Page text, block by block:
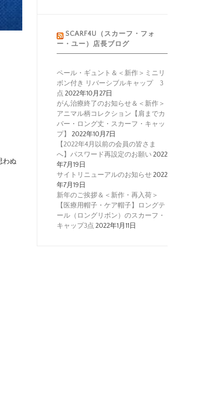
わぬ
SCARF4U（スカーフ・フォ
ー・ユー）店長ブログ
ペール・ギュント＆＜新作＞ミニリ
ボン付き リバーシブルキャップ 3
点 2022年10月27日
がん治療終了のお知らせ＆＜新作＞
アニマル柄コレクション【肩までカ
バー・ロング丈・スカーフ・キャッ
プ】
2022年10月7日
【2022年4月以前の会員の皆さま
へ】パスワード再設定のお願い 2022
年7月19日
サイトリニューアルのお知らせ2022
年7月19日
新年のご挨拶＆＜新作・再入荷＞
【医療用帽子・ケア帽子】ロングテ
ール（ロングリボン）のスカーフ・
キャップ3点 2022年1月11日